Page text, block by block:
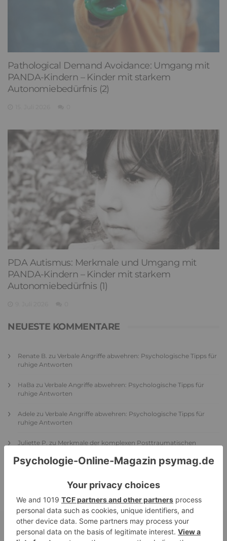
Pathological Demand Avoidance: Umgang mit
PANDA-Kindern – Kinder mit starkem
Autonomiebedürfnis (2)
PDA Autismus: Merkmale und Umgang mit
PANDA-Kindern – Kinder mit starkem
Autonomiebedürfnis (1)
NEUESTE KOMMENTARE
Renate B. zu Verbale Angriffe abwehren: Psychologische Tipps für
ruhige Antworten
HaBa zu Verbale Angriffe abwehren: Psychologische Tipps für
ruhige Antworten
Adele zu Verbale Angriffe abwehren: Psychologische Tipps für
ruhige Antworten
Juliette P. zu Merkmale der komplexen Posttraumatischen
vermutlich aus – Narzisstisch geprägte Kindheit (1)